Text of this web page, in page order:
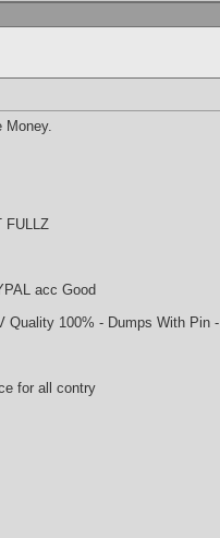
Money.
FULLZ
acc Good
Quality 100% - Dumps With Pin -
for all contry